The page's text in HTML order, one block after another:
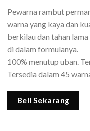
Pewarna rambut
warna yang kaya dan
berkilau dan tahan
di dalam formulanya.
100% menutup uban.
Tersedia dalam 45
Beli Sekarang